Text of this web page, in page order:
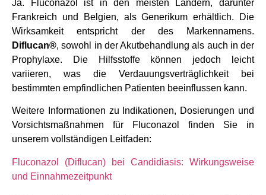
Ja. Fluconazol ist in den meisten Ländern, darunter
Frankreich und Belgien, als Generikum erhältlich. Die
Wirksamkeit entspricht der des Markennamens.
Diflucan®, sowohl in der Akutbehandlung als auch in der
Prophylaxe. Die Hilfsstoffe können jedoch leicht
variieren, was die Verdauungsverträglichkeit bei
bestimmten empfindlichen Patienten beeinflussen kann.
Weitere Informationen zu Indikationen, Dosierungen und
Vorsichtsmaßnahmen für Fluconazol finden Sie in
unserem vollständigen Leitfaden:
Fluconazol (Diflucan) bei Candidiasis: Wirkungsweise
und Einnahmezeitpunkt